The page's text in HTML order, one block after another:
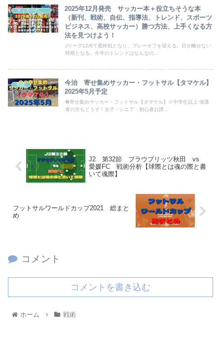
2025年12月発売 サッカー本＋役立ちそうな本
（新刊、戦術、自伝、指導法、トレンド、スポーツ
ビジネス、高校サッカー）勝つ方法、上手くなる方
法を見つけよう！
Jリーグ12/6で最終戦となり、プレーオフを迎える。目が離せない
時期となる。今年のトレンドはなんなの...
戦術
今治 寄せ集めサッカー・フットサル【タマケル】
2025年5月予定
⚽寄せ集めサッカー・フットサル【タマケル】※中学生以上 保護
者の方もどうぞ！女子・シニア・初心者お誘...
J2 第32節 ブラウブリッツ秋田 vs
愛媛FC 戦術分析【球際とは魂の際と書
いて魂際】
フットサルワールドカップ2021 総まと
め
コメント
コメントを書き込む
ホーム 戦術